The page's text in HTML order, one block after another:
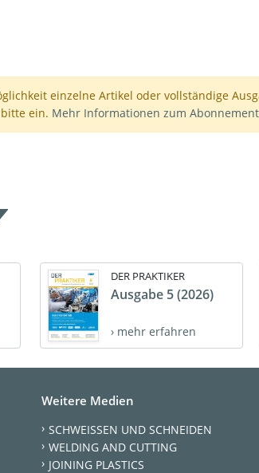
einzelne Artikel oder vollständige
ein. Mehr Informationen zum Abonnement
DER PRAKTIKER
Ausgabe 5 (2026)
› mehr erfahren
Weitere Medien
SCHWEISSEN UND SCHNEIDEN
WELDING AND CUTTING
JOINING PLASTICS